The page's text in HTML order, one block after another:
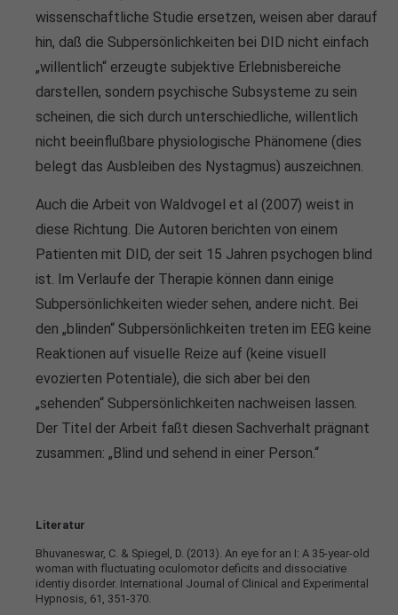
wissenschaftliche Studie ersetzen, weisen aber darauf
hin, daß die Subpersönlichkeiten bei DID nicht einfach
„willentlich“ erzeugte subjektive Erlebnisbereiche
darstellen, sondern psychische Subsysteme zu sein
scheinen, die sich durch unterschiedliche, willentlich
nicht beeinflußbare physiologische Phänomene (dies
belegt das Ausbleiben des Nystagmus) auszeichnen.
Auch die Arbeit von Waldvogel et al (2007) weist in
diese Richtung. Die Autoren berichten von einem
Patienten mit DID, der seit 15 Jahren psychogen blind
ist. Im Verlaufe der Therapie können dann einige
Subpersönlichkeiten wieder sehen, andere nicht. Bei
den „blinden“ Subpersönlichkeiten treten im EEG keine
Reaktionen auf visuelle Reize auf (keine visuell
evozierten Potentiale), die sich aber bei den
„sehenden“ Subpersönlichkeiten nachweisen lassen.
Der Titel der Arbeit faßt diesen Sachverhalt prägnant
zusammen: „Blind und sehend in einer Person.“
Literatur
Bhuvaneswar, C. & Spiegel, D. (2013). An eye for an I: A 35-year-old
woman with fluctuating oculomotor deficits and dissociative
identiy disorder. International Journal of Clinical and Experimental
Hypnosis, 61, 351-370.